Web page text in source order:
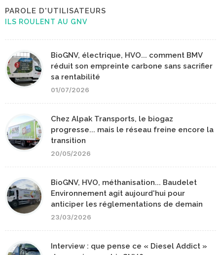
PAROLE D'UTILISATEURS
ILS ROULENT AU GNV
BioGNV, électrique, HVO... comment BMV
réduit son empreinte carbone sans sacrifier
sa rentabilité
01/07/2026
Chez Alpak Transports, le biogaz
progresse... mais le réseau freine encore la
transition
20/05/2026
BioGNV, HVO, méthanisation... Baudelet
Environnement agit aujourd'hui pour
anticiper les réglementations de demain
23/03/2026
Interview : que pense ce « Diesel Addict »